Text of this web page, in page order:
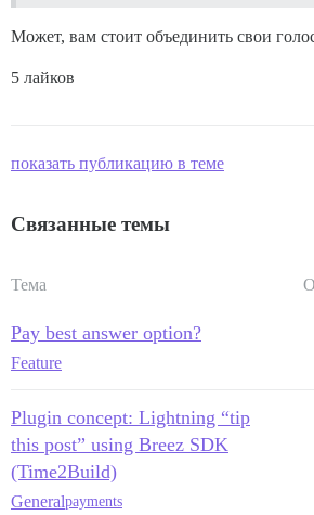
Может, вам стоит объединить свои
5 лайков
показать публикацию в теме
Связанные темы
Тема
Pay best answer option?
Feature
Plugin concept: Lightning “tip
this post” using Breez SDK
(Time2Build)
Generalpayments